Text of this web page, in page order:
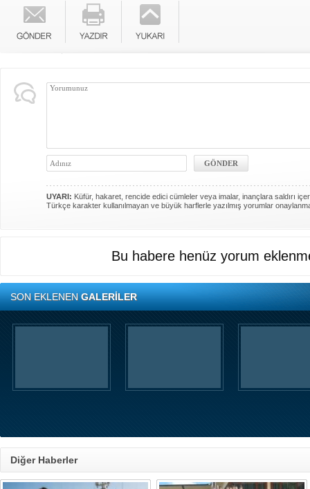
UYARI: Küfür, hakaret, rencide edici cümleler veya imalar, inançlara saldırı
Türkçe karakter kullanılmayan ve büyük harflerle yazılmış yorumlar
Bu habere henüz yorum
SON EKLENENGALERİLER
Diğer Haberler